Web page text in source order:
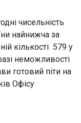
чисельність
найнижча за
кількості 579 у
неможливості
готовий піти на
Офісу